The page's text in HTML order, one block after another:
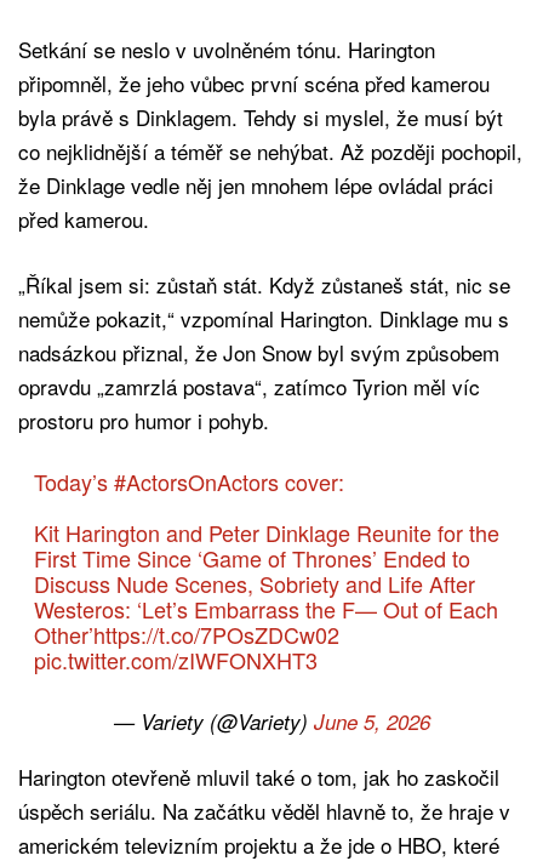
Setkání se neslo v uvolněném tónu. Harington
připomněl, že jeho vůbec první scéna před kamerou
byla právě s Dinklagem. Tehdy si myslel, že musí být
co nejklidnější a téměř se nehýbat. Až později pochopil,
že Dinklage vedle něj jen mnohem lépe ovládal práci
před kamerou.
„Říkal jsem si: zůstaň stát. Když zůstaneš stát, nic se
nemůže pokazit,“ vzpomínal Harington. Dinklage mu s
nadsázkou přiznal, že Jon Snow byl svým způsobem
opravdu „zamrzlá postava“, zatímco Tyrion měl víc
prostoru pro humor i pohyb.
Today’s#ActorsOnActorscover:
Kit Harington and Peter Dinklage Reunite for the
First Time Since ‘Game of Thrones’ Ended to
Discuss Nude Scenes, Sobriety and Life After
Westeros: ‘Let’s Embarrass the F— Out of Each
Other’https://t.co/7POsZDCw02
pic.twitter.com/zIWFONXHT3
— Variety (@Variety) June 5, 2026
Harington otevřeně mluvil také o tom, jak ho zaskočil
úspěch seriálu. Na začátku věděl hlavně to, že hraje v
americkém televizním projektu a že jde o HBO, které